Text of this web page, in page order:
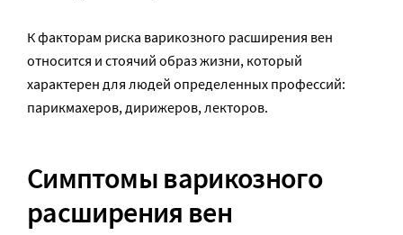
К факторам риска варикозного расширения вен
относится и стоячий образ жизни, который
характерен для людей определенных профессий:
парикмахеров, дирижеров, лекторов.
Симптомы варикозного
расширения вен